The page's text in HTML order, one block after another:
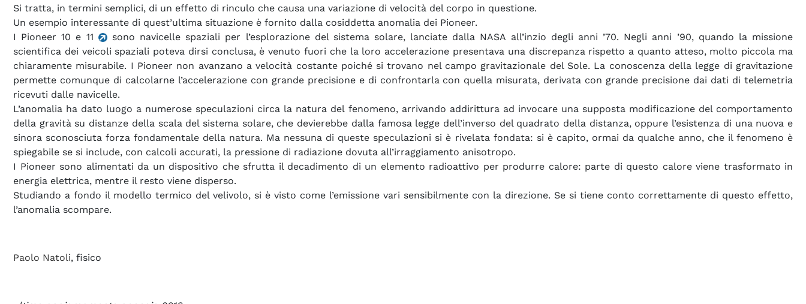
Si tratta, in termini semplici, di un effetto di rinculo che causa una variazione di velocità del corpo in questione.
Un esempio interessante di quest’ultima situazione è fornito dalla cosiddetta anomalia dei Pioneer.
I Pioneer 10 e 11
sono navicelle spaziali per l’esplorazione del sistema solare, lanciate dalla NASA all’inzio degli anni ’70. Negli anni ’90, quando la missione
scientifica dei veicoli spaziali poteva dirsi conclusa, è venuto fuori che la loro accelerazione presentava una discrepanza rispetto a quanto atteso, molto piccola ma
chiaramente misurabile. I Pioneer non avanzano a velocità costante poiché si trovano nel campo gravitazionale del Sole. La conoscenza della legge di gravitazione
permette comunque di calcolarne l’accelerazione con grande precisione e di confrontarla con quella misurata, derivata con grande precisione dai dati di telemetria
ricevuti dalle navicelle.
L’anomalia ha dato luogo a numerose speculazioni circa la natura del fenomeno, arrivando addirittura ad invocare una supposta modificazione del comportamento
della gravità su distanze della scala del sistema solare, che devierebbe dalla famosa legge dell’inverso del quadrato della distanza, oppure l’esistenza di una nuova e
sinora sconosciuta forza fondamentale della natura. Ma nessuna di queste speculazioni si è rivelata fondata: si è capito, ormai da qualche anno, che il fenomeno è
spiegabile se si include, con calcoli accurati, la pressione di radiazione dovuta all’irraggiamento anisotropo.
I Pioneer sono alimentati da un dispositivo che sfrutta il decadimento di un elemento radioattivo per produrre calore: parte di questo calore viene trasformato in
energia elettrica, mentre il resto viene disperso.
Studiando a fondo il modello termico del velivolo, si è visto come l’emissione vari sensibilmente con la direzione. Se si tiene conto correttamente di questo effetto,
l’anomalia scompare.
Paolo Natoli, fisico